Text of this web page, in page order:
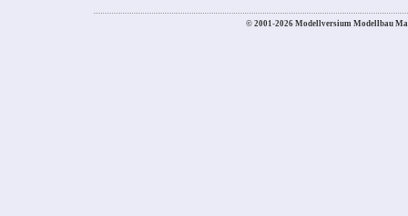
© 2001-2026 Modellversium Modellbau